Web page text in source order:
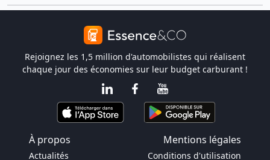
Rejoignez les 1,5 million d'automobilistes qui réalisent
chaque jour des économies sur leur budget carburant !
À propos Mentions légales
Actualités Conditions d'utilisation